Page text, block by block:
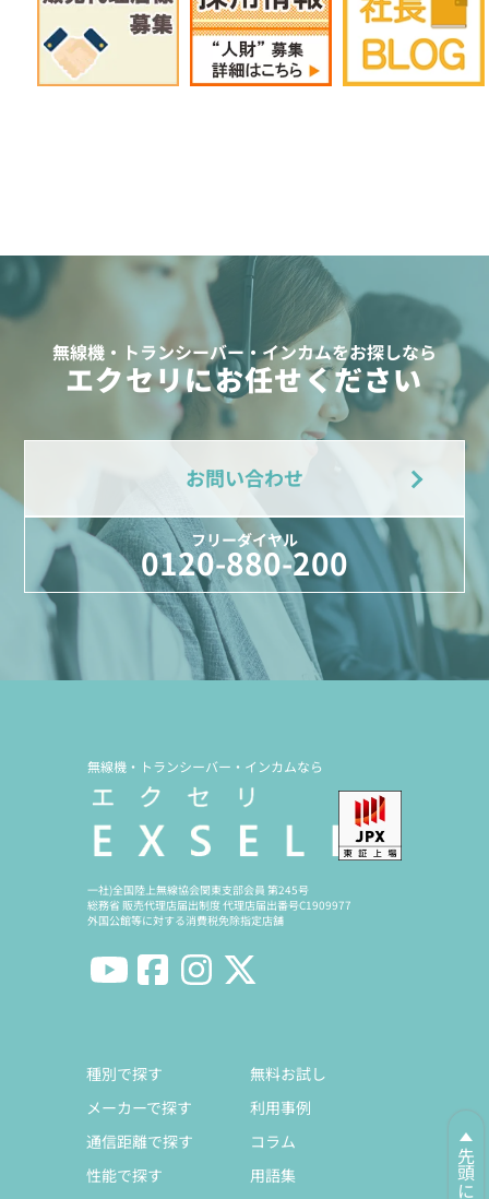
無線機・トランシーバー・インカムをお探しなら
エクセリにお任せください
お問い合わせ
フリーダイヤル
0120-880-200
無線機・トランシーバー・インカムなら
一社)全国陸上無線協会関東支部会員 第245号
総務省 販売代理店届出制度 代理店届出番号C1909977
外国公館等に対する消費税免除指定店舗
種別で探す
メーカーで探す
通信距離で探す
性能で探す
無料お試し
利用事例
コラム
用語集